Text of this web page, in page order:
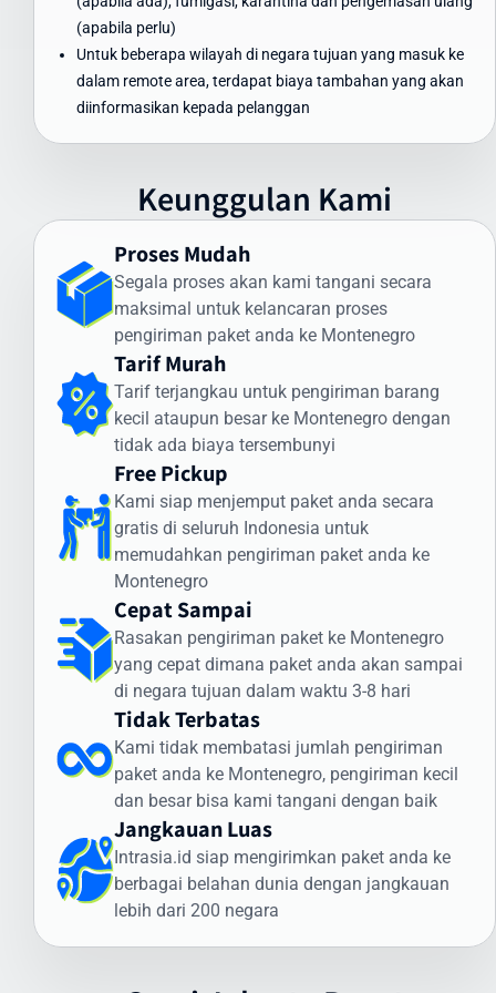
Dapat Diandalkan
Waktu pengiriman paket ke Montenegro menjadi perhatian utama
bagi banyak pengirim. Intrasia.id menawarkan estimasi waktu
pengiriman yang dapat diandalkan:
Pengiriman Ekonomis (laut): 30-45 hari
Faktor yang memengaruhi waktu pengiriman meliputi:
Proses pemeriksaan bea cukai di Indonesia dan Montenegro
Kondisi cuaca dan faktor operasional
Ketersediaan transportasi di negara tujuan
Kejelasan dan kelengkapan alamat penerima
Intrasia.id memiliki sistem pelacakan canggih yang memungkinkan
Anda memantau status pengiriman secara real-time. Dengan
begitu, Anda selalu mendapatkan informasi terkini mengenai posisi
dan status paket Anda selama perjalanan ke Montenegro.
Cara Kirim Dokumen ke Montenegro dengan
Aman
Pengiriman dokumen internasional membutuhkan penanganan
khusus. Intrasia.id menawarkan layanan khusus untuk cara kirim
dokumen ke Montenegro yang aman dan terjamin:
Jenis Dokumen yang Sering Dikirim ke Montenegro:
Dokumen legal dan kontrak bisnis
Sertifikat dan dokumen akademik
Dokumen imigrasi dan visa
Dokumen perbankan dan keuangan
Dokumen teknis dan spesifikasi produk
Keunggulan Layanan Dokumen Intrasia.id:
Pengiriman express prioritas
Kemasan khusus tahan air
(apabila perlu)
Untuk beberapa wilayah di negara tujuan yang masuk ke
dalam remote area, terdapat biaya tambahan yang akan
diinformasikan kepada pelanggan
Keunggulan Kami
Proses Mudah
Segala proses akan kami tangani secara
maksimal untuk kelancaran proses
pengiriman paket anda ke Montenegro
Tarif Murah
Tarif terjangkau untuk pengiriman barang
kecil ataupun besar ke Montenegro dengan
tidak ada biaya tersembunyi
Free Pickup
Kami siap menjemput paket anda secara
gratis di seluruh Indonesia untuk
memudahkan pengiriman paket anda ke
Montenegro
Cepat Sampai
Rasakan pengiriman paket ke Montenegro
yang cepat dimana paket anda akan sampai
di negara tujuan dalam waktu 3-8 hari
Tidak Terbatas
Kami tidak membatasi jumlah pengiriman
paket anda ke Montenegro, pengiriman kecil
dan besar bisa kami tangani dengan baik
Jangkauan Luas
Intrasia.id siap mengirimkan paket anda ke
berbagai belahan dunia dengan jangkauan
lebih dari 200 negara